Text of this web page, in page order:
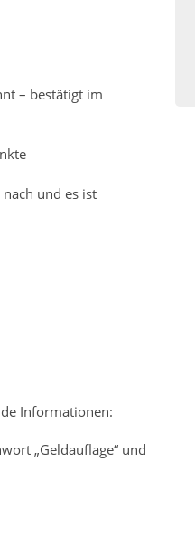
– bestätigt im
und es ist
Informationen:
„Geldauflage“ und